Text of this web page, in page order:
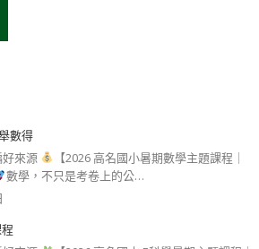
數得
來源
【2026 高名國小暑期數學主題課程｜
數學，不只是考卷上的公…